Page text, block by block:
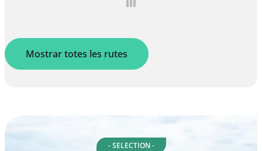
Mostrar totes les rutes
- SELECTION -